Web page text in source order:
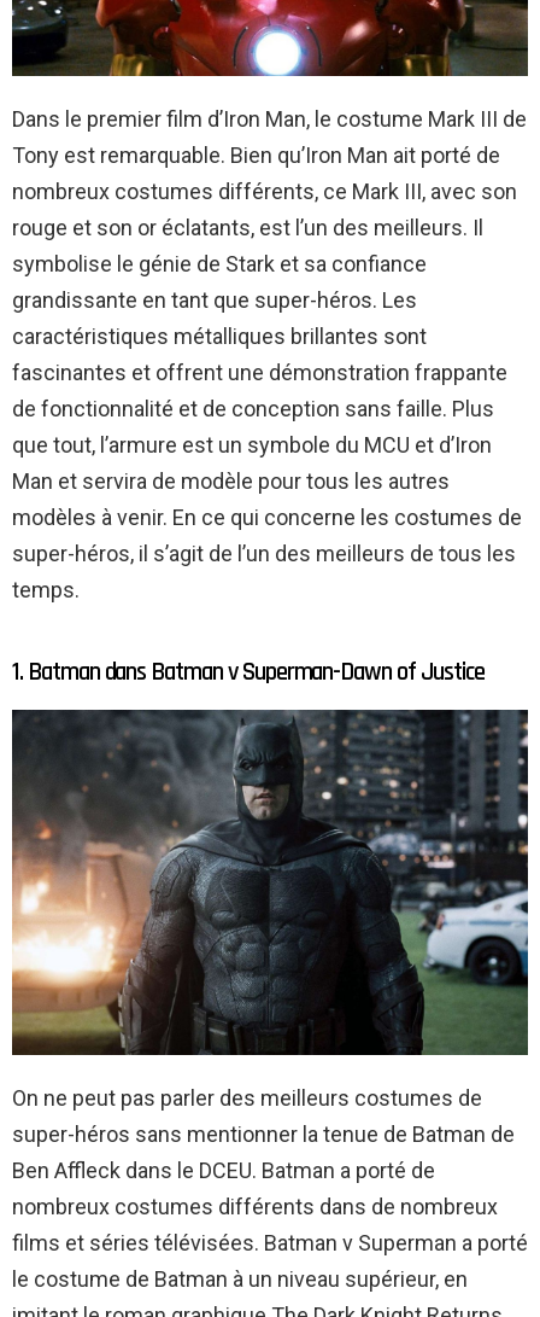
Dans le premier film d’Iron Man, le costume Mark III de
Tony est remarquable. Bien qu’Iron Man ait porté de
nombreux costumes différents, ce Mark III, avec son
rouge et son or éclatants, est l’un des meilleurs. Il
symbolise le génie de Stark et sa confiance
grandissante en tant que super-héros. Les
caractéristiques métalliques brillantes sont
fascinantes et offrent une démonstration frappante
de fonctionnalité et de conception sans faille. Plus
que tout, l’armure est un symbole du MCU et d’Iron
Man et servira de modèle pour tous les autres
modèles à venir. En ce qui concerne les costumes de
super-héros, il s’agit de l’un des meilleurs de tous les
temps.
1. Batman dans Batman v Superman-Dawn of Justice
On ne peut pas parler des meilleurs costumes de
super-héros sans mentionner la tenue de Batman de
Ben Affleck dans le DCEU. Batman a porté de
nombreux costumes différents dans de nombreux
films et séries télévisées. Batman v Superman a porté
le costume de Batman à un niveau supérieur, en